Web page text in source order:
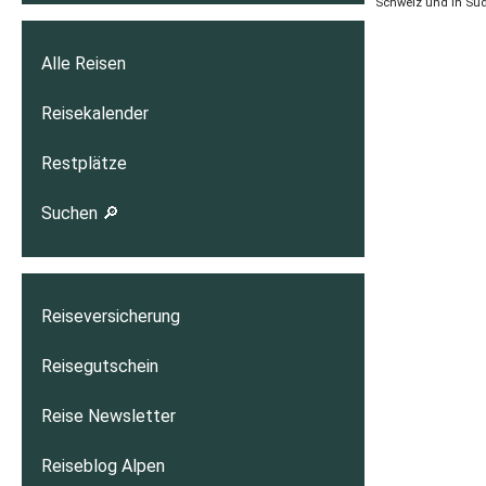
Alle Reisen
Reisekalender
Restplätze
Suchen 🔎
Reiseversicherung
Reisegutschein
Reise Newsletter
Reiseblog Alpen